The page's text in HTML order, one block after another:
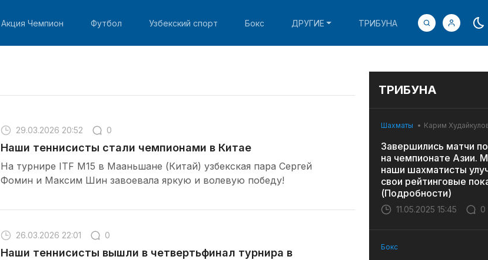
Акция Чемпион Футбол Узбекский спорт Бокс ДРУГИЕ ТРИБУНА
29.03.2026 20:52 0
Наши теннисисты стали чемпионами в Китае
На турнире ITF M15 в Мааньшане (Китай) узбекская пара Сергей
Фомин и Максим Шин завоевала яркую и волевую победу!
26.03.2026 22:01 0
Наши теннисисты вышли в четвертьфинал турнира в
ТРИБУНА
Шахматы Карим
Завершились матчи
на чемпионате Азии.
наши шахматисты
свои рейтинговые
(Подробности)
11.05.2025 15:45 0
Бокс